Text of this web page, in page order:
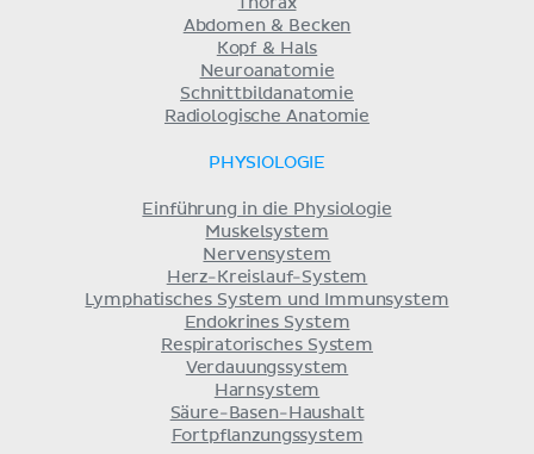
Abdomen & Becken
Kopf & Hals
Neuroanatomie
Schnittbildanatomie
Radiologische Anatomie
PHYSIOLOGIE
Einführung in die Physiologie
Muskelsystem
Nervensystem
Herz-Kreislauf-System
Lymphatisches System und Immunsystem
Endokrines System
Respiratorisches System
Verdauungssystem
Harnsystem
Säure-Basen-Haushalt
Fortpflanzungssystem